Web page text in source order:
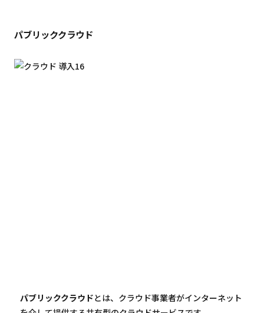
パブリッククラウド
パブリッククラウドとは、クラウド事業者がインターネット